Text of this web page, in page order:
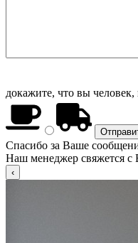
докажите, что вы человек,
Спасибо за Ваше
Наш менеджер свяжется